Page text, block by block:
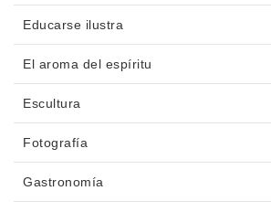
Educarse ilustra
El aroma del espíritu
Escultura
Fotografía
Gastronomía